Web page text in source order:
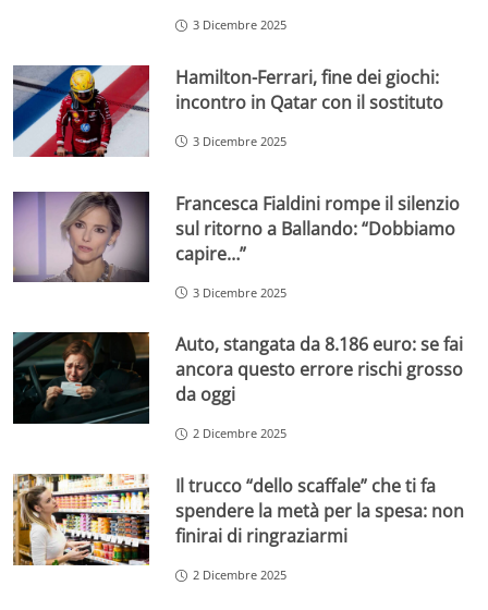
3 Dicembre 2025
Hamilton-Ferrari, fine dei giochi:
incontro in Qatar con il sostituto
3 Dicembre 2025
Francesca Fialdini rompe il silenzio
sul ritorno a Ballando: “Dobbiamo
capire…”
3 Dicembre 2025
Auto, stangata da 8.186 euro: se fai
ancora questo errore rischi grosso
da oggi
2 Dicembre 2025
Il trucco “dello scaffale” che ti fa
spendere la metà per la spesa: non
finirai di ringraziarmi
2 Dicembre 2025